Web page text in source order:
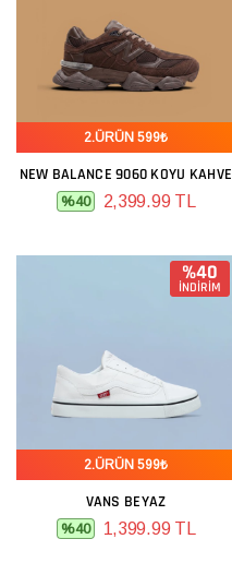
2.ÜRÜN 599₺
NEW BALANCE 9060 KOYU KAHVE
%40 2,399.99 TL
%40
İNDİRİM
2.ÜRÜN 599₺
VANS BEYAZ
%40 1,399.99 TL